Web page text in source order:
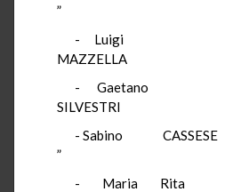
”
-
MAZZELLA
-
SILVESTRI
- Sabino
”
-